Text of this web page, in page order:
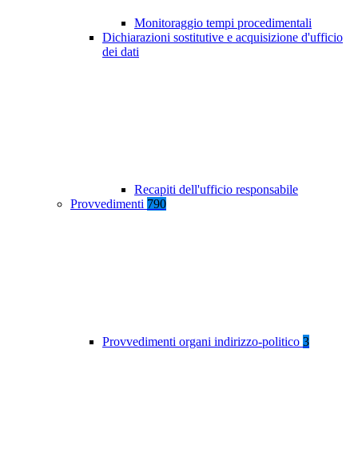
Monitoraggio tempi procedimentali
Dichiarazioni sostitutive e acquisizione d'ufficio
dei dati
Recapiti dell'ufficio responsabile
Provvedimenti 790
Provvedimenti organi indirizzo-politico 3